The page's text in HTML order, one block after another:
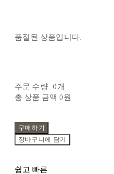
품절된 상품입니다.
주문 수량 0개
총 상품 금액 0원
구매하기
장바구니에 담기
쉽고 빠른